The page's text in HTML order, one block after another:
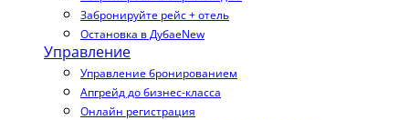
Забронируйте рейс + отель
Остановка в ДубаеNew
Управление
Управление бронированием
Апгрейд до бизнес-класса
Онлайн регистрация